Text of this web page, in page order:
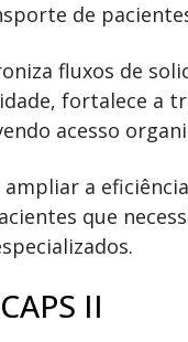
de
fluxos de
fortalece a
acesso
a
que
II